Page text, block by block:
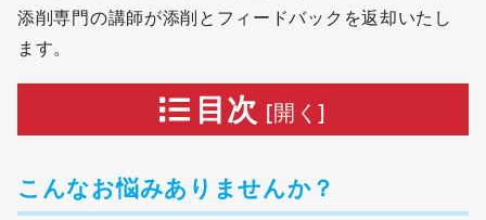
添削専門の講師が添削とフィードバックを返却いたし
ます。
目次
カテゴリ別ライティングサンプル
こんなお悩みありませんか？